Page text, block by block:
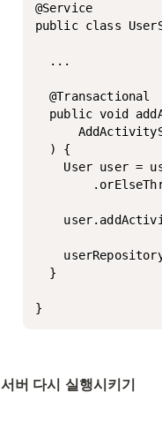
@Service
public class
  ...
  @Transactional
public void
  ) {
User user =
  }
}
서버 다시 실행시키기